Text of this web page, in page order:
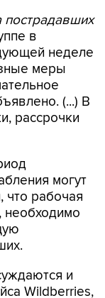
в
неделе
меры
(...) В
рассрочки
могут
что рабочая
необходимо
и
Wildberries,